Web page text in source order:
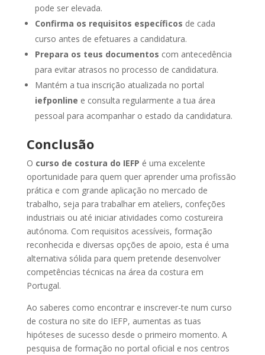
pode ser elevada.
Confirma os requisitos específicos de cada
curso antes de efetuares a candidatura.
Prepara os teus documentos com antecedência
para evitar atrasos no processo de candidatura.
Mantém a tua inscrição atualizada no portal
iefponline e consulta regularmente a tua área
pessoal para acompanhar o estado da candidatura.
Conclusão
O curso de costura do IEFP é uma excelente
oportunidade para quem quer aprender uma profissão
prática e com grande aplicação no mercado de
trabalho, seja para trabalhar em ateliers, confeções
industriais ou até iniciar atividades como costureira
autónoma. Com requisitos acessíveis, formação
reconhecida e diversas opções de apoio, esta é uma
alternativa sólida para quem pretende desenvolver
competências técnicas na área da costura em
Portugal.
Ao saberes como encontrar e inscrever-te num curso
de costura no site do IEFP, aumentas as tuas
hipóteses de sucesso desde o primeiro momento. A
pesquisa de formação no portal oficial e nos centros